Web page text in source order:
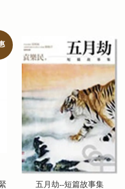
五月劫--短篇故事集